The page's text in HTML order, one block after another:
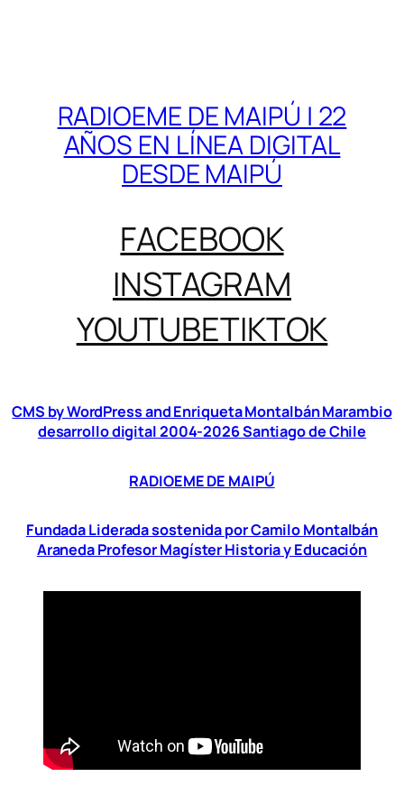
RADIOEME DE MAIPÚ | 22
AÑOS EN LÍNEA DIGITAL
DESDE MAIPÚ
FACEBOOK
INSTAGRAM
YOUTUBETIKTOK
CMS by WordPress and Enriqueta Montalbán Marambio
desarrollo digital 2004-2026 Santiago de Chile
RADIOEME DE MAIPÚ
Fundada Liderada sostenida por Camilo Montalbán
Araneda Profesor Magíster Historia y Educación